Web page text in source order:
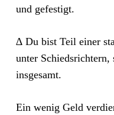
und gefestigt.
∆ Du bist Teil einer
unter Schiedsrichtern,
insgesamt.
Ein wenig Geld